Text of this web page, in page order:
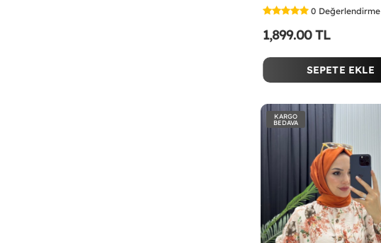
0 Değerlendirme
1,899.00 TL
SEPETE EKLE
KARGO
BEDAVA